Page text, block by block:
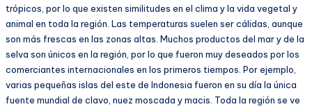
trópicos, por lo que existen similitudes en el clima y la vida vegetal y
animal en toda la región. Las temperaturas suelen ser cálidas, aunque
son más frescas en las zonas altas. Muchos productos del mar y de la
selva son únicos en la región, por lo que fueron muy deseados por los
comerciantes internacionales en los primeros tiempos. Por ejemplo,
varias pequeñas islas del este de Indonesia fueron en su día la única
fuente mundial de clavo, nuez moscada y macis. Toda la región se ve